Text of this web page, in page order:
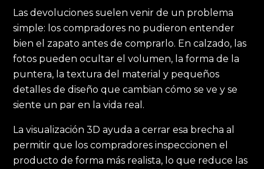
Las devoluciones suelen venir de un problema
simple: los compradores no pudieron entender
bien el zapato antes de comprarlo. En calzado, las
fotos pueden ocultar el volumen, la forma de la
puntera, la textura del material y pequeños
detalles de diseño que cambian cómo se ve y se
siente un par en la vida real.
La visualización 3D ayuda a cerrar esa brecha al
permitir que los compradores inspeccionen el
producto de forma más realista, lo que reduce las